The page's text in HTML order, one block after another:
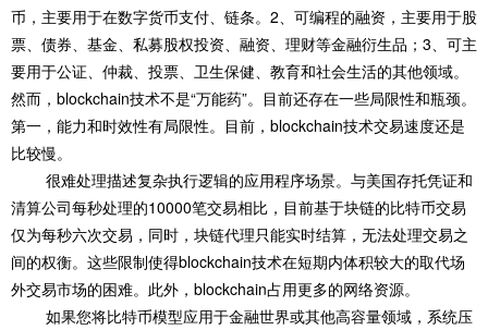
币，主要用于在数字货币支付、链条。2、可编程的融资，主要用于股
票、债券、基金、私募股权投资、融资、理财等金融衍生品；3、可主
要用于公证、仲裁、投票、卫生保健、教育和社会生活的其他领域。
然而，blockchain技术不是“万能药”。目前还存在一些局限性和瓶颈。
第一，能力和时效性有局限性。目前，blockchain技术交易速度还是
比较慢。
很难处理描述复杂执行逻辑的应用程序场景。与美国存托凭证和
清算公司每秒处理的10000笔交易相比，目前基于块链的比特币交易
仅为每秒六次交易，同时，块链代理只能实时结算，无法处理交易之
间的权衡。这些限制使得blockchain技术在短期内体积较大的取代场
外交易市场的困难。此外，blockchain占用更多的网络资源。
如果您将比特币模型应用于金融世界或其他高容量领域，系统压